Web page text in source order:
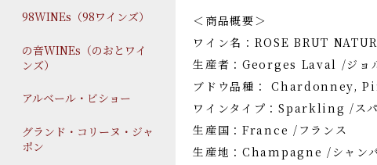
98WINEs（98ワインズ）
の音WINEs（のおとワイ
ンズ）
アルベール・ビショー
グランド・コリーヌ・ジャ
ポン
＜商品概要＞
ワイン名：ROSE BRUT
生産者：Georges Laval /ジョ
ブドウ品種： Chardonney,
ワインタイプ：Sparkling /ス
生産国：France /フランス
生産地：Champagne /シャン